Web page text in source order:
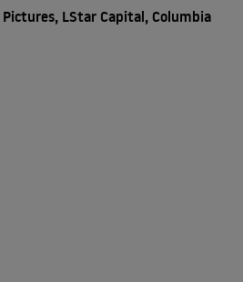
LStar Capital, Columbia